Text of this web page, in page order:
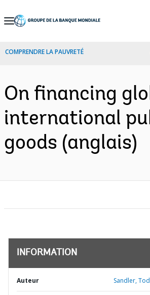
Skip
Navigation
COMPRENDRE LA PAUVRETÉ
On financing
international
goods (anglais)
INFORMATION
Auteur Sandler,